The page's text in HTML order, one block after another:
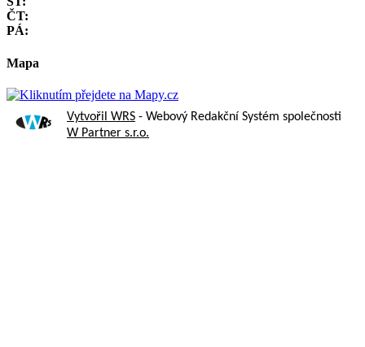
ČT:
PÁ:
Mapa
Vytvořil WRS - Webový Redakční Systém společnosti
W Partner s.r.o.